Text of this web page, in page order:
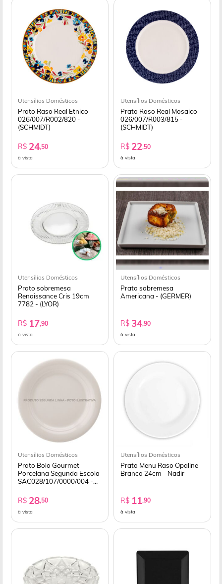
Utensílios Domésticos
Prato Raso Real Etnico
026/007/R002/820 -
(SCHMIDT)
R$ 24,50
à vista
Utensílios Domésticos
Prato Raso Real Mosaico
026/007/R003/815 -
(SCHMIDT)
R$ 22,50
à vista
Utensílios Domésticos
Prato sobremesa
Renaissance Cris 19cm
7782 - (LYOR)
R$ 17,90
à vista
Utensílios Domésticos
Prato sobremesa
Americana - (GERMER)
R$ 34,90
à vista
Utensílios Domésticos
Prato Bolo Gourmet
Porcelana Segunda Escola
SAC028/107/0000/004 -
R$ 28,50
à vista
Utensílios Domésticos
Prato Menu Raso Opaline
Branco 24cm - Nadir
R$ 11,90
à vista